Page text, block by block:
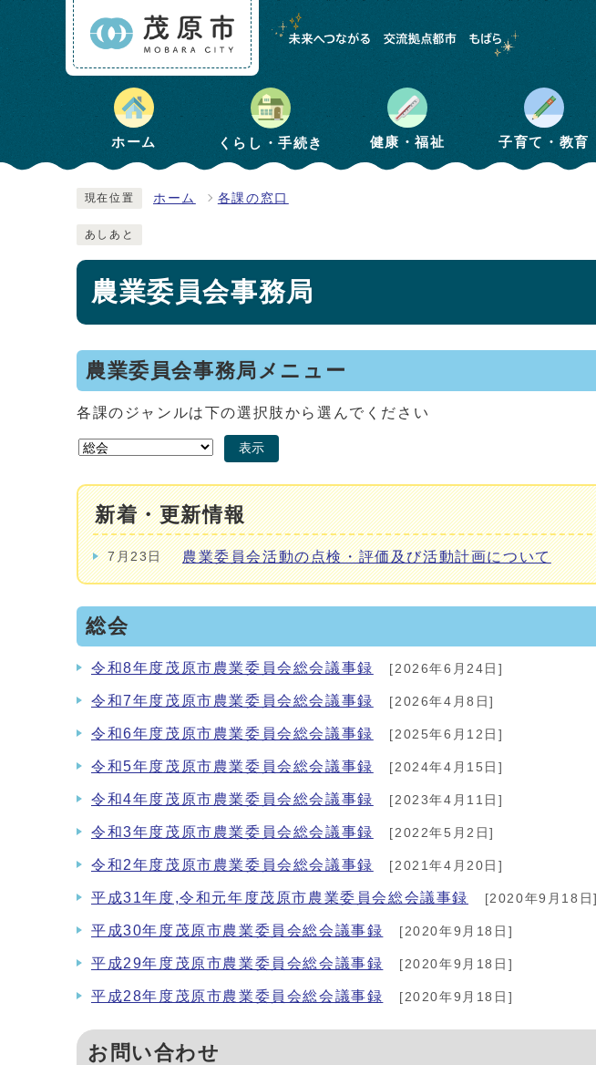
ホーム くらし・手続き 健康・福祉 子育て・教育
現在位置 ホーム 各課の窓口
あしあと
農業委員会事務局
農業委員会事務局メニュー
各課のジャンルは下の選択肢から選んでください
表示
新着・更新情報
7月23日 農業委員会活動の点検・評価及び活動計画について
総会
令和8年度茂原市農業委員会総会議事録 [2026年6月24日]
令和7年度茂原市農業委員会総会議事録 [2026年4月8日]
令和6年度茂原市農業委員会総会議事録 [2025年6月12日]
令和5年度茂原市農業委員会総会議事録 [2024年4月15日]
令和4年度茂原市農業委員会総会議事録 [2023年4月11日]
令和3年度茂原市農業委員会総会議事録 [2022年5月2日]
令和2年度茂原市農業委員会総会議事録 [2021年4月20日]
平成31年度,令和元年度茂原市農業委員会総会議事録 [2020年9月18日]
平成30年度茂原市農業委員会総会議事録 [2020年9月18日]
平成29年度茂原市農業委員会総会議事録 [2020年9月18日]
平成28年度茂原市農業委員会総会議事録 [2020年9月18日]
お問い合わせ